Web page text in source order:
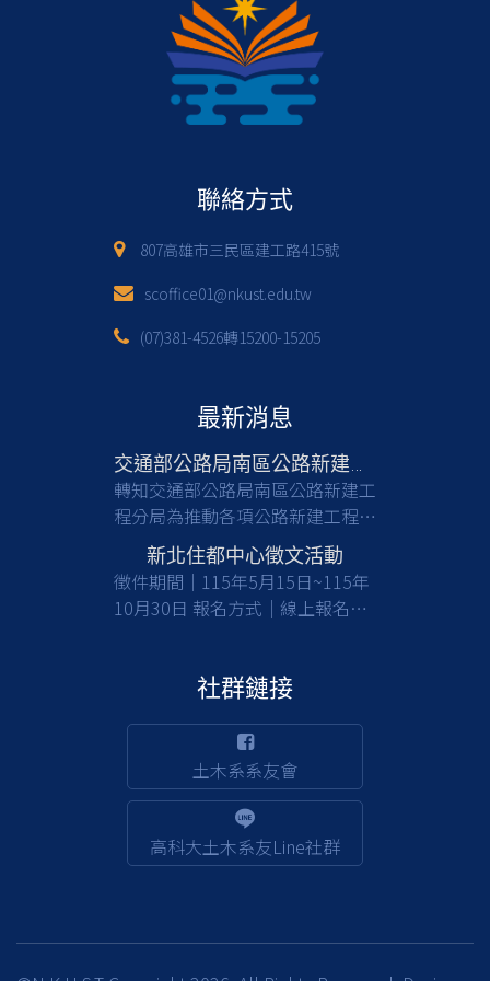
聯絡方式
807高雄市三民區建工路415號
scoffice01@nkust.edu.tw
(07)381-4526轉15200-15205
最新消息
轉知交通部公路局南區公路新建工
程分局為推動各項公路新建工程，
亟需具備土木工程等相關專業背景
之人才加入，共同提升公共工程品
質與建設效能，請有意從事公部門
工程建設工作之應屆畢業生及校友
(含相關職缺資訊)1份，請於截止
日前(115/8/17)，至行政院人事行
政總處事求人機關徵才系統
(https://web3.dgpa.gov.tw/want03front/AP/
)，在機關名稱輸入「交通部公路
局南區公路新建工程分局」，可查
詢職缺相關資訊並完成報名；該分
局約用職缺也將不定期刊登於該徵
話：(05)362-8111 分機256賴小
新北住都中心徵文活動
徵件期間｜115年5月15日~115年
10月30日 報名方式｜線上報名及
社群鏈接
土木系系友會
高科大土木系友Line社群